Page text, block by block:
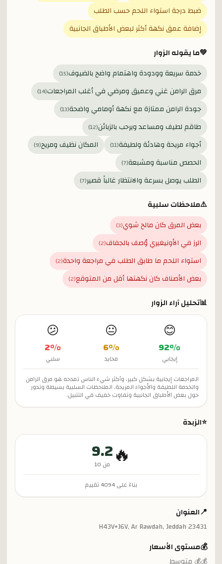
ضبط درجة استواء اللحم حسب الطلب
إضافة عمق نكهة أكثر لبعض الأطباق الجانبية
💚ما يقوله الزوار
خدمة سريعة وودودة واهتمام واضح بالضيوف(
15
)
مرق الرامن غني وعميق ومرضي في أغلب المراجعات(
14
)
جودة الرامن ممتازة مع نكهة أومامي واضحة(
13
)
طاقم لطيف ومساعد ويرحب بالزبائن(
12
)
أجواء مريحة وهادئة ولطيفة(
11
) المكان نظيف ومريح(
9
)
الحصص مناسبة ومشبعة(
7
)
الطلب يوصل بسرعة والانتظار غالباً قصير(
7
)
⚠️ملاحظات سلبية
بعض المرق كان مالح شوي(
3
)
الرز في الأونيغيري وُصف بالجفاف(
2
)
استواء اللحم ما طابق الطلب في مراجعة واحدة(
2
)
بعض الأصناف كان نكهتها أقل من المتوقع(
2
)
📊تحليل آراء الزوار
😊
92%
إيجابي
😐
6%
محايد
😕
2%
سلبي
المراجعات إيجابية بشكل كبير، وأكثر شيء الناس تمدحه هو مرق الرامن
والخدمة اللطيفة والأجواء المريحة. الملاحظات السلبية بسيطة وتدور
حول بعض الأطباق الجانبية وتفاوت خفيف في التتبيل.
⭐الزبدة
🔥
9.2
من 10
بناءً على4094تقييم
📍العنوان
H43V+J6V, Ar Rawdah, Jeddah 23431
💰مستوى الأسعار